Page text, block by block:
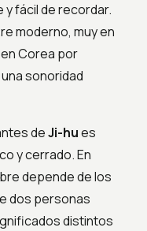
fácil de recordar.
moderno, muy en
Corea por
sonoridad
deJi-hues
y cerrado. En
depende de los
dos personas
distintos